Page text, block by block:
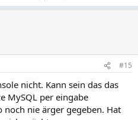
#15
nicht. Kann sein das das
MySQL per eingabe
nie ärger gegeben. Hat